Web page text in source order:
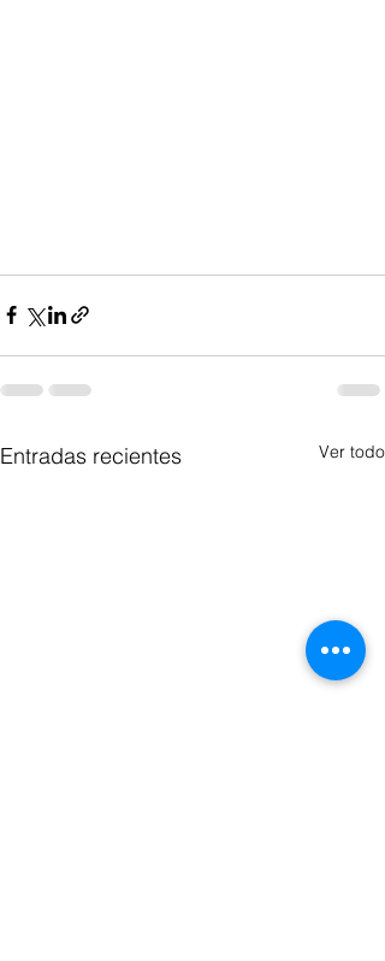
Entradas recientes Ver todo